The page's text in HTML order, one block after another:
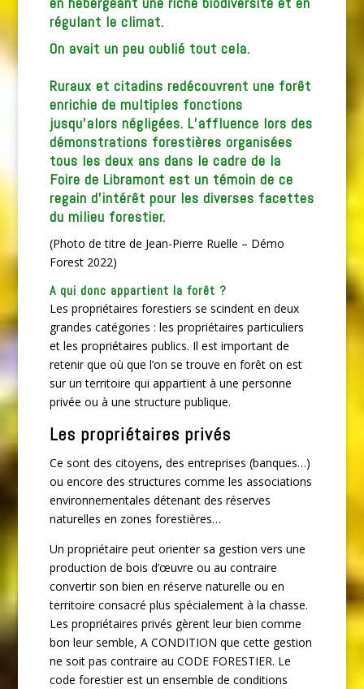
régulant le climat.
On avait un peu oublié tout cela.
Ruraux et citadins redécouvrent une forêt
enrichie de multiples fonctions
jusqu’alors négligées. L’affluence lors des
démonstrations forestières organisées
tous les deux ans dans le cadre de la
Foire de Libramont est un témoin de ce
regain d’intérêt pour les diverses facettes
du milieu forestier.
(Photo de titre de Jean-Pierre Ruelle – Démo
Forest 2022)
A qui donc appartient la forêt ?
Les propriétaires forestiers se scindent en deux
grandes catégories : les propriétaires particuliers
et les propriétaires publics. Il est important de
retenir que où que l’on se trouve en forêt on est
sur un territoire qui appartient à une personne
privée ou à une structure publique.
Les propriétaires privés
Ce sont des citoyens, des entreprises (banques…)
ou encore des structures comme les associations
environnementales détenant des réserves
naturelles en zones forestières…
Un propriétaire peut orienter sa gestion vers une
production de bois d’œuvre ou au contraire
convertir son bien en réserve naturelle ou en
territoire consacré plus spécialement à la chasse.
Les propriétaires privés gèrent leur bien comme
bon leur semble, A CONDITION que cette gestion
ne soit pas contraire au CODE FORESTIER. Le
code forestier est un ensemble de conditions